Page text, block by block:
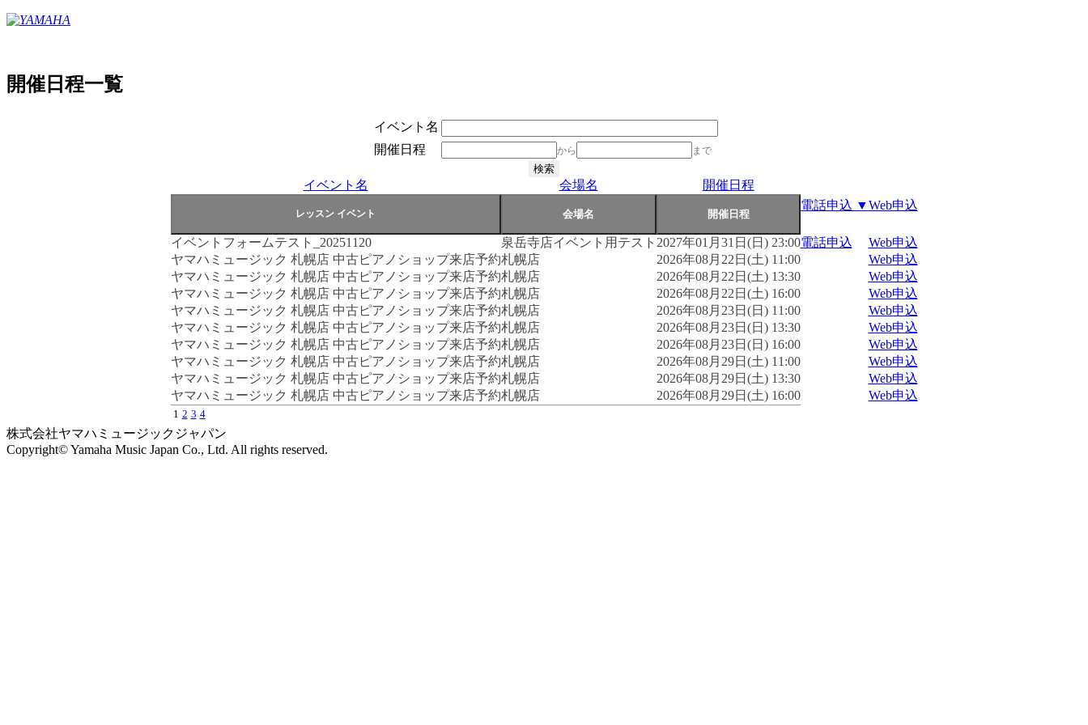
開催日程一覧
イベント名
開催日程
から まで
イベント名 会場名
開催日程
電話申込 ▼Web申込
イベントフォームテスト_20251120 泉岳寺店イベント用テスト 2027年01月31日(日) 23:00電話申込
Web申込
ヤマハミュージック 札幌店 中古ピアノショップ来店予約札幌店 2026年08月22日(土) 11:00
Web申込
ヤマハミュージック 札幌店 中古ピアノショップ来店予約札幌店 2026年08月22日(土) 13:30
Web申込
ヤマハミュージック 札幌店 中古ピアノショップ来店予約札幌店 2026年08月22日(土) 16:00
Web申込
ヤマハミュージック 札幌店 中古ピアノショップ来店予約札幌店 2026年08月23日(日) 11:00
Web申込
ヤマハミュージック 札幌店 中古ピアノショップ来店予約札幌店 2026年08月23日(日) 13:30
Web申込
ヤマハミュージック 札幌店 中古ピアノショップ来店予約札幌店 2026年08月23日(日) 16:00
Web申込
ヤマハミュージック 札幌店 中古ピアノショップ来店予約札幌店 2026年08月29日(土) 11:00
Web申込
ヤマハミュージック 札幌店 中古ピアノショップ来店予約札幌店 2026年08月29日(土) 13:30
Web申込
ヤマハミュージック 札幌店 中古ピアノショップ来店予約札幌店 2026年08月29日(土) 16:00 Web申込
1 2 3 4
株式会社ヤマハミュージックジャパン
Copyright© Yamaha Music Japan Co., Ltd. All rights reserved.